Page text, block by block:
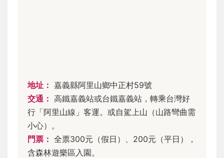
地址： 嘉義縣阿里山鄉中正村59號
交通： 高鐵嘉義站或台鐵嘉義站，轉乘台灣好
行「阿里山線」客運。或自駕上山（山路彎曲需
小心）。
門票： 全票300元（假日）、200元（平日），
含森林遊樂區入園。